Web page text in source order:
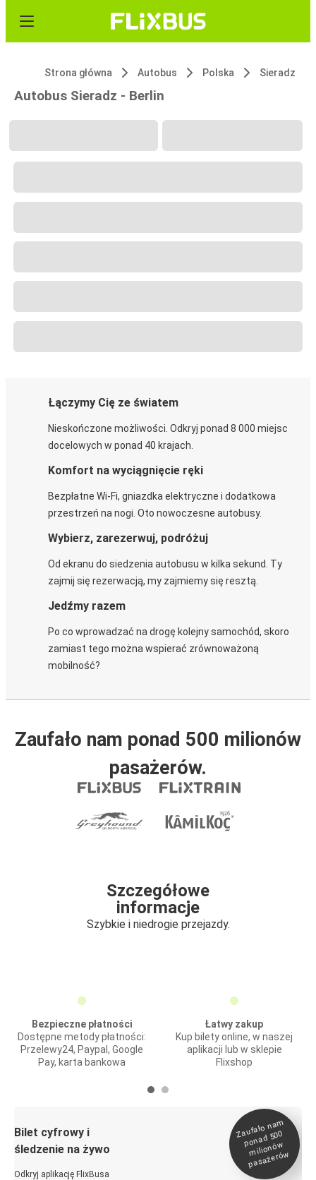
Strona główna Autobus Polska Sieradz
Autobus Sieradz - Berlin
Łączymy Cię ze światem
Nieskończone możliwości. Odkryj ponad 8 000 miejsc
docelowych w ponad 40 krajach.
Komfort na wyciągnięcie ręki
Bezpłatne Wi-Fi, gniazdka elektryczne i dodatkowa
przestrzeń na nogi. Oto nowoczesne autobusy.
Wybierz, zarezerwuj, podróżuj
Od ekranu do siedzenia autobusu w kilka sekund. Ty
zajmij się rezerwacją, my zajmiemy się resztą.
Jedźmy razem
Po co wprowadzać na drogę kolejny samochód, skoro
zamiast tego można wspierać zrównoważoną
mobilność?
Zaufało nam ponad 500 milionów
pasażerów.
Szczegółowe
informacje
Szybkie i niedrogie przejazdy.
Bezpieczne płatności
Dostępne metody płatności:
Przelewy24, Paypal, Google
Pay, karta bankowa
Łatwy zakup
Kup bilety online, w naszej
aplikacji lub w sklepie
Flixshop
Bilet cyfrowy i
śledzenie na żywo
Odkryj aplikację FlixBusa
Zaufało na
m
ponad 500
milionó
w
pasażeró
w